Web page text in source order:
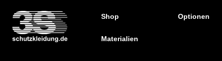
Shop Optionen
Materialien